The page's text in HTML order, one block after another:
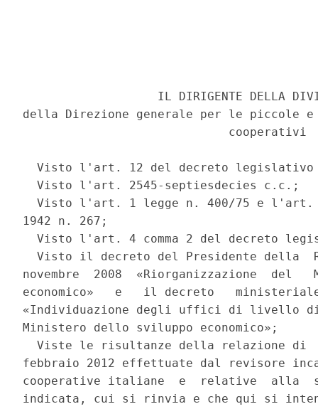
IL DIRIGENTE DELLA
della Direzione generale per le piccole
                             cooperativi
Visto l'art. 12 del decreto
  Visto l'art. 2545-septiesdecies c.c.;
Visto l'art. 1 legge n. 400/75 e
1942 n. 267;
Visto l'art. 4 comma 2 del decreto
Visto il decreto del Presidente della
novembre  2008  «Riorganizzazione
economico»   e   il decreto
«Individuazione degli uffici di livello
Ministero dello sviluppo economico»;
Viste le risultanze della relazione di
febbraio 2012 effettuate dal revisore
cooperative italiane  e  relative  alla
indicata, cui si rinvia e che qui si